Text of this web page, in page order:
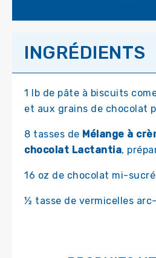
INGRÉDIENTS
1 lb de pâte à biscuits
et aux grains de chocolat
8 tasses de Mélange à
chocolat Lactantia,
16 oz de chocolat mi-
½ tasse de vermicelles